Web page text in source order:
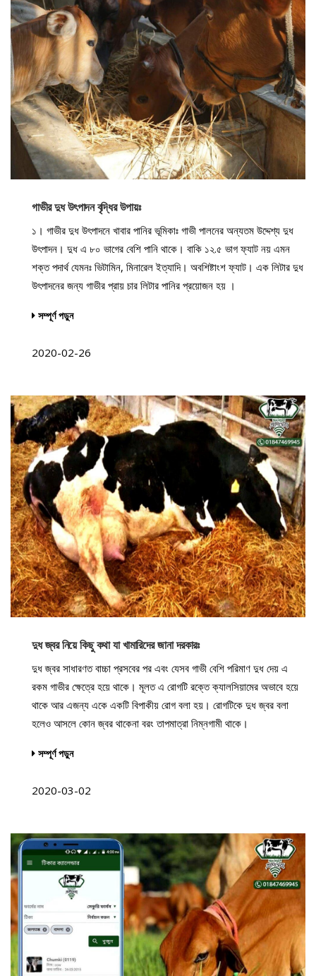
গাভীর দুধ উৎপাদন বৃদ্ধির উপায়ঃ
১। গাভীর দুধ উৎপাদনে খাবার পানির ভূমিকাঃ গাভী পালনের অন্যতম উদ্দেশ্য দুধ
উৎপাদন। দুধ এ ৮০ ভাগের বেশি পানি থাকে। বাকি ১২.৫ ভাগ ফ্যাট নয় এমন
শক্ত পদার্থ যেমনঃ ভিটামিন, মিনারেল ইত্যাদি। অবশিষ্টাংশ ফ্যাট। এক লিটার দুধ
উৎপাদনের জন্য গাভীর প্রায় চার লিটার পানির প্রয়োজন হয় ।
সম্পূর্ণ পড়ুন
2020-02-26
দুধ জ্বর নিয়ে কিছু কথা যা খামারিদের জানা দরকারঃ
দুধ জ্বর সাধারণত বাচ্চা প্রসবের পর এবং যেসব গাভী বেশি পরিমাণ দুধ দেয় এ
রকম গাভীর ক্ষেত্রে হয়ে থাকে। মূলত এ রোগটি রক্তে ক্যালসিয়ামের অভাবে হয়ে
থাকে আর এজন্য একে একটি বিপাকীয় রোগ বলা হয়। রোগটিকে দুধ জ্বর বলা
হলেও আসলে কোন জ্বর থাকেনা বরং তাপমাত্রা নিম্নগামী থাকে।
সম্পূর্ণ পড়ুন
2020-03-02